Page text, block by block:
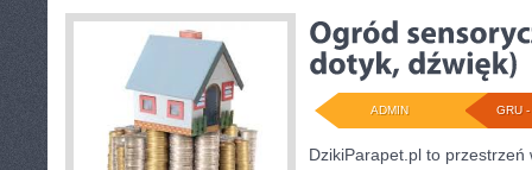
GRU
ADMIN
DzikiParapet.pl to